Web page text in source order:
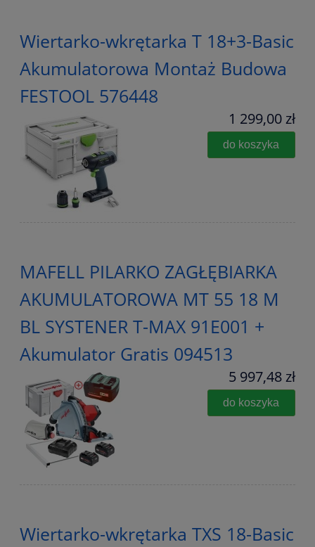
Wiertarko-wkrętarka T 18+3-Basic
Akumulatorowa Montaż Budowa
FESTOOL 576448
1 299,00 zł
do koszyka
MAFELL PILARKO ZAGŁĘBIARKA
AKUMULATOROWA MT 55 18 M
BL SYSTENER T-MAX 91E001 +
Akumulator Gratis 094513
5 997,48 zł
do koszyka
Wiertarko-wkrętarka TXS 18-Basic